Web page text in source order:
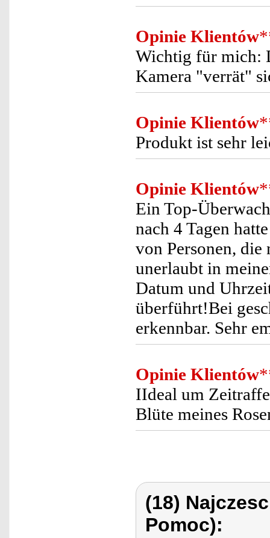
Opinie Klientów
Wichtig für mich:
Kamera "verrät"
Opinie Klientów
Produkt ist sehr
Opinie Klientów
Ein Top-
nach 4 Tagen
von Personen,
unerlaubt in
Datum und
überführt!Bei
erkennbar. Sehr
Opinie Klientów
IIdeal um
Blüte meines
(18)
Pomoc):